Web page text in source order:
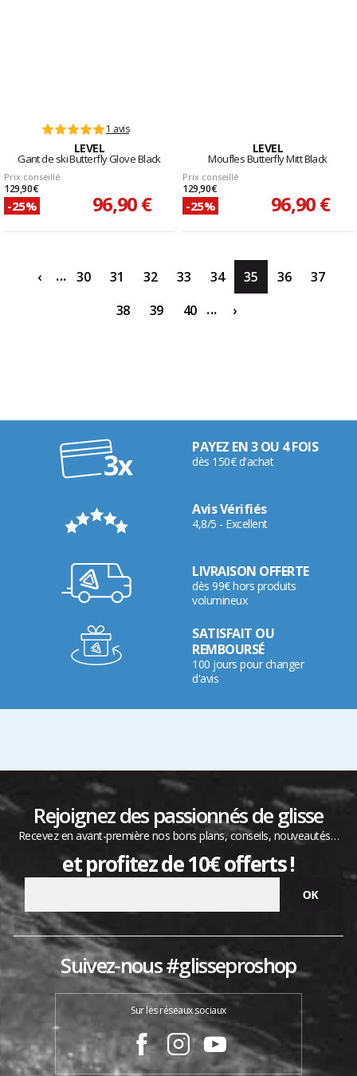
1 avis
LEVEL
Gant de ski Butterfly Glove Black
Prix conseillé
129,90 €
-25% 96,90 €
LEVEL
Moufles Butterfly Mitt Black
Prix conseillé
129,90 €
-25% 96,90 €
‹ ... 30 31 32 33 34 35 36
37
38
39 40 ... ›
PAYEZ EN 3 OU 4 FOIS
dès 150€ d'achat
Avis Vérifiés
4,8/5 - Excellent
LIVRAISON OFFERTE
dès 99€ hors produits
volumineux
SATISFAIT OU
REMBOURSÉ
100 jours pour changer
d'avis
Rejoignez des passionnés de glisse
Recevez en avant-première nos bons plans, conseils, nouveautés…
et profitez de 10€ offerts !
Suivez-nous #glisseproshop
Sur les réseaux sociaux